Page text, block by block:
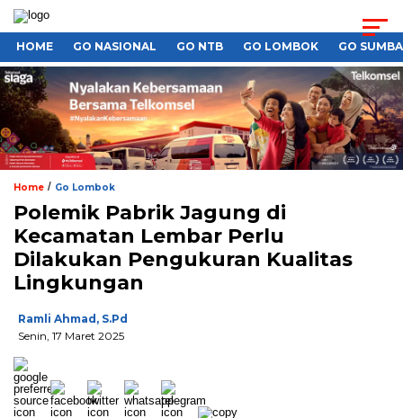
HOME GO NASIONAL GO NTB GO LOMBOK GO
Home / Go Lombok
Polemik Pabrik Jagung di
Kecamatan Lembar Perlu
Dilakukan Pengukuran Kualitas
Lingkungan
Ramli Ahmad, S.Pd
Senin, 17 Maret 2025